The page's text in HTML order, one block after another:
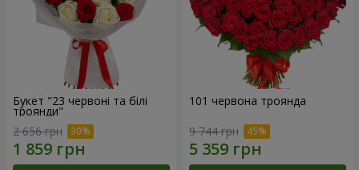
Букет "23 червоні та білі
троянди"
2 656 грн
101 червона троянда
9 744 грн